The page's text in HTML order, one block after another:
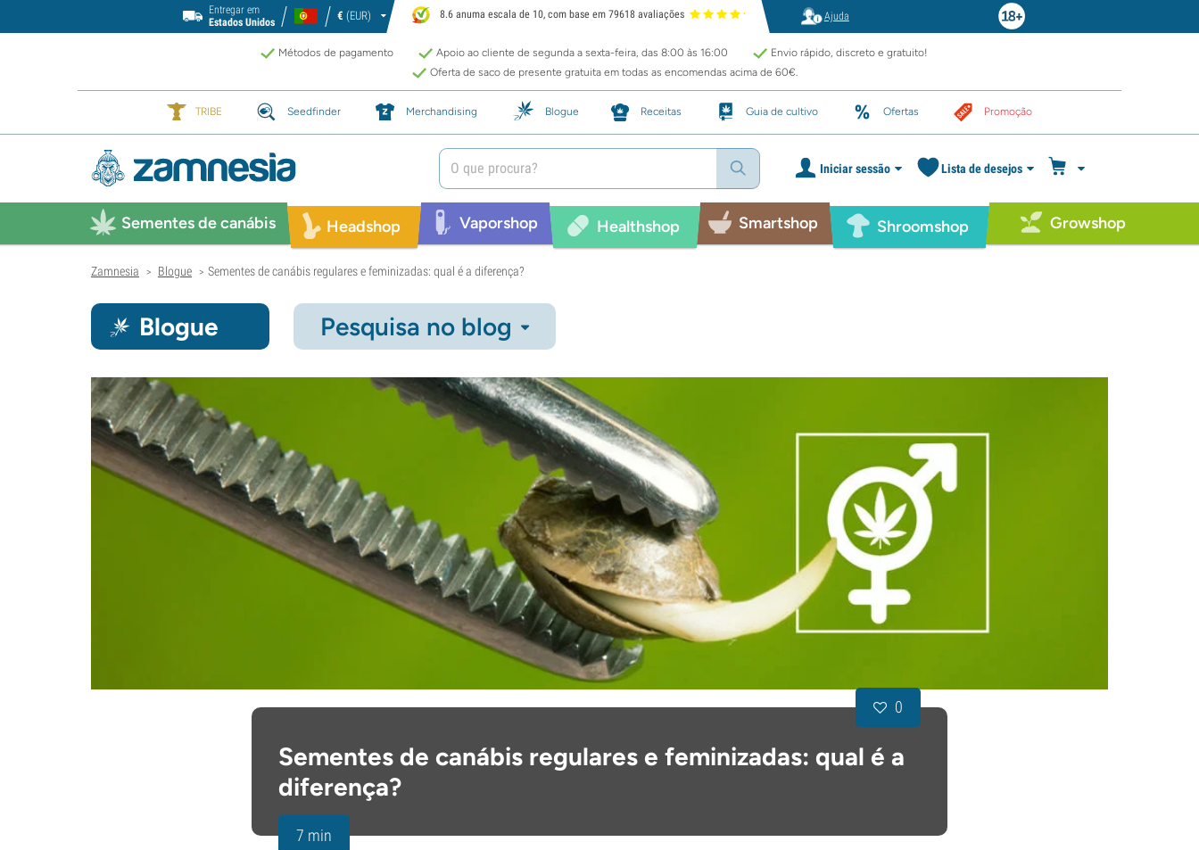
Entregar em
Estados Unidos
€ (EUR) 8.6 anuma escala de 10, com base em 79618 avaliações Ajuda
Métodos de pagamento Apoio ao cliente de segunda a sexta-feira, das 8:00 às 16:00
Envio rápido, discreto e gratuito!
Oferta de saco de presente gratuita em todas as encomendas acima de 60€.
TRIBE Seedfinder Merchandising Blogue Receitas Guia de cultivo Ofertas Promoção
Iniciar sessão Lista de desejos
Sementes de canábis Headshop Vaporshop Healthshop Smartshop Shroomshop Growshop
Zamnesia > Blogue > Sementes de canábis regulares e feminizadas: qual é a diferença?
Blogue Pesquisa no blog
Sementes de canábis regulares e feminizadas: qual é a
diferença?
7 min
0